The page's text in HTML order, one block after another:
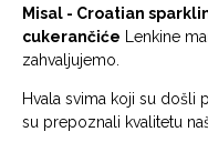
Misal - Croatian
cukerančiće Lenkine
zahvaljujemo.
Hvala svima koji su došli
su prepoznali kvalitetu